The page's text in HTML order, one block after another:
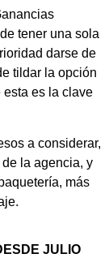
tener una sola
darse de
tildar la opción
esta es la clave
a considerar,
la agencia, y
más
JULIO